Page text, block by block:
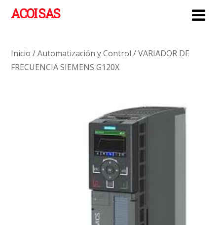
ACOI SAS
Inicio /Automatización y Control / VARIADOR DE
FRECUENCIA SIEMENS G120X